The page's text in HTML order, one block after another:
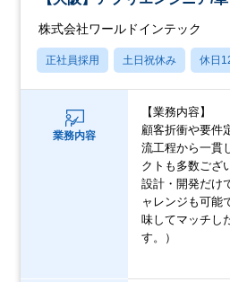
株式会社ワールドインテック
正社員採用 土日祝休み 休日
業務内容
【業務内容】
顧客折衝や要件
流工程から一貫
クトも多数ござ
設計・開発だけ
ャレンジも可能
味してマッチし
す。）